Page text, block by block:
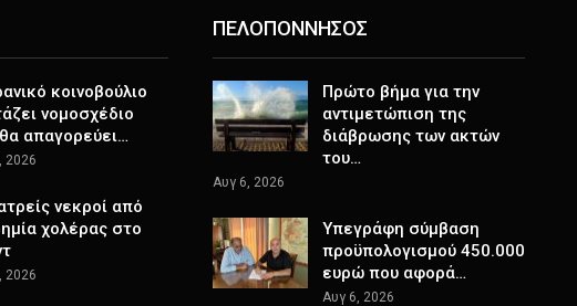
κοινοβούλιο
νομοσχέδιο
απαγορεύει…
2026
νεκροί από
χολέρας στο
2026
ΠΕΛΟΠΟΝΝΗΣΟΣ
Πρώτο βήμα για την
αντιμετώπιση της
διάβρωσης των ακτών
του…
Αυγ 6, 2026
Υπεγράφη σύμβαση
προϋπολογισμού 450.000
ευρώ που αφορά…
Αυγ 6, 2026